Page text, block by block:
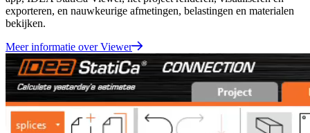
exporteren, en nauwkeurige afmetingen, belastingen en materialen
bekijken.
Meer informatie over Viewer